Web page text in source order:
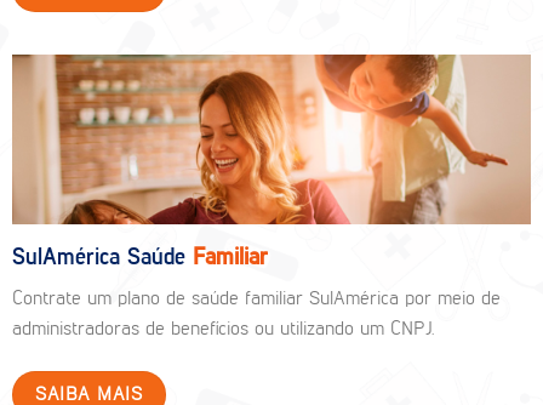
SulAmérica Saúde Familiar
Contrate um plano de saúde familiar SulAmérica por meio de
administradoras de benefícios ou utilizando um CNPJ.
SAIBA MAIS